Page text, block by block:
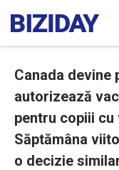
Canada devine
autorizează
pentru copiii cu
Săptămâna
o decizie